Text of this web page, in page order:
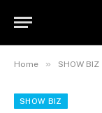
Home » SHOW BIZ
SHOW BIZ